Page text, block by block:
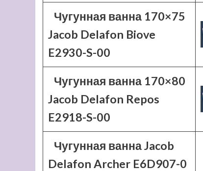
Чугунная ванна 170×75
Jacob Delafon Biove
E2930-S-00
Чугунная ванна 170×80
Jacob Delafon Repos
E2918-S-00
Чугунная ванна Jacob
Delafon Archer E6D907-0